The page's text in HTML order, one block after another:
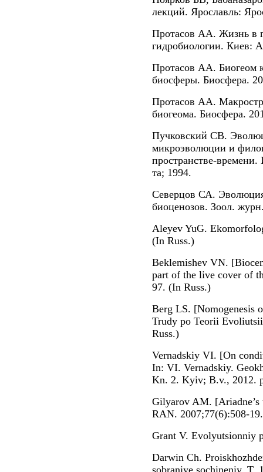
лекций. Ярославль:
Протасов АА. Жизнь в
гидробиологии. Киев:
Протасов АА. Биогеом
биосферы. Биосфера.
Протасов АА.
биогеома. Биосфера.
Пучковский СВ.
микроэволюции и
пространстве-
та; 1994.
Северцов СА.
биоценозов. Зоол.
Aleyev YuG.
(In Russ.)
Beklemishev VN.
part of the live cover of
97. (In Russ.)
Berg LS. [Nomogenesis
Trudy po Teorii
Russ.)
Vernadskiy VI. [On
In: VІ. Vernadskiy.
Kn. 2. Kyiv; B.v., 2012.
Gilyarov AM.
RAN. 2007;77(6):508-
Grant V. Evolyutsionniy
Darwin Ch.